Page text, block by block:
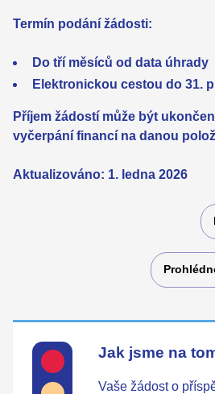
Termín podání žádosti:
Do tří měsíců od data úhrady
Elektronickou cestou do 31.
Příjem žádostí může být
vyčerpání financí na danou
Aktualizováno: 1. ledna 2026
Jak jsme na
Vaše žádost o